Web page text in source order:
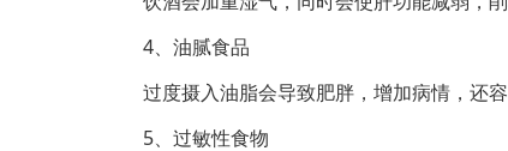
4、油腻食品
过度摄入油脂会导致肥胖，增加病情，还
5、过敏性食物